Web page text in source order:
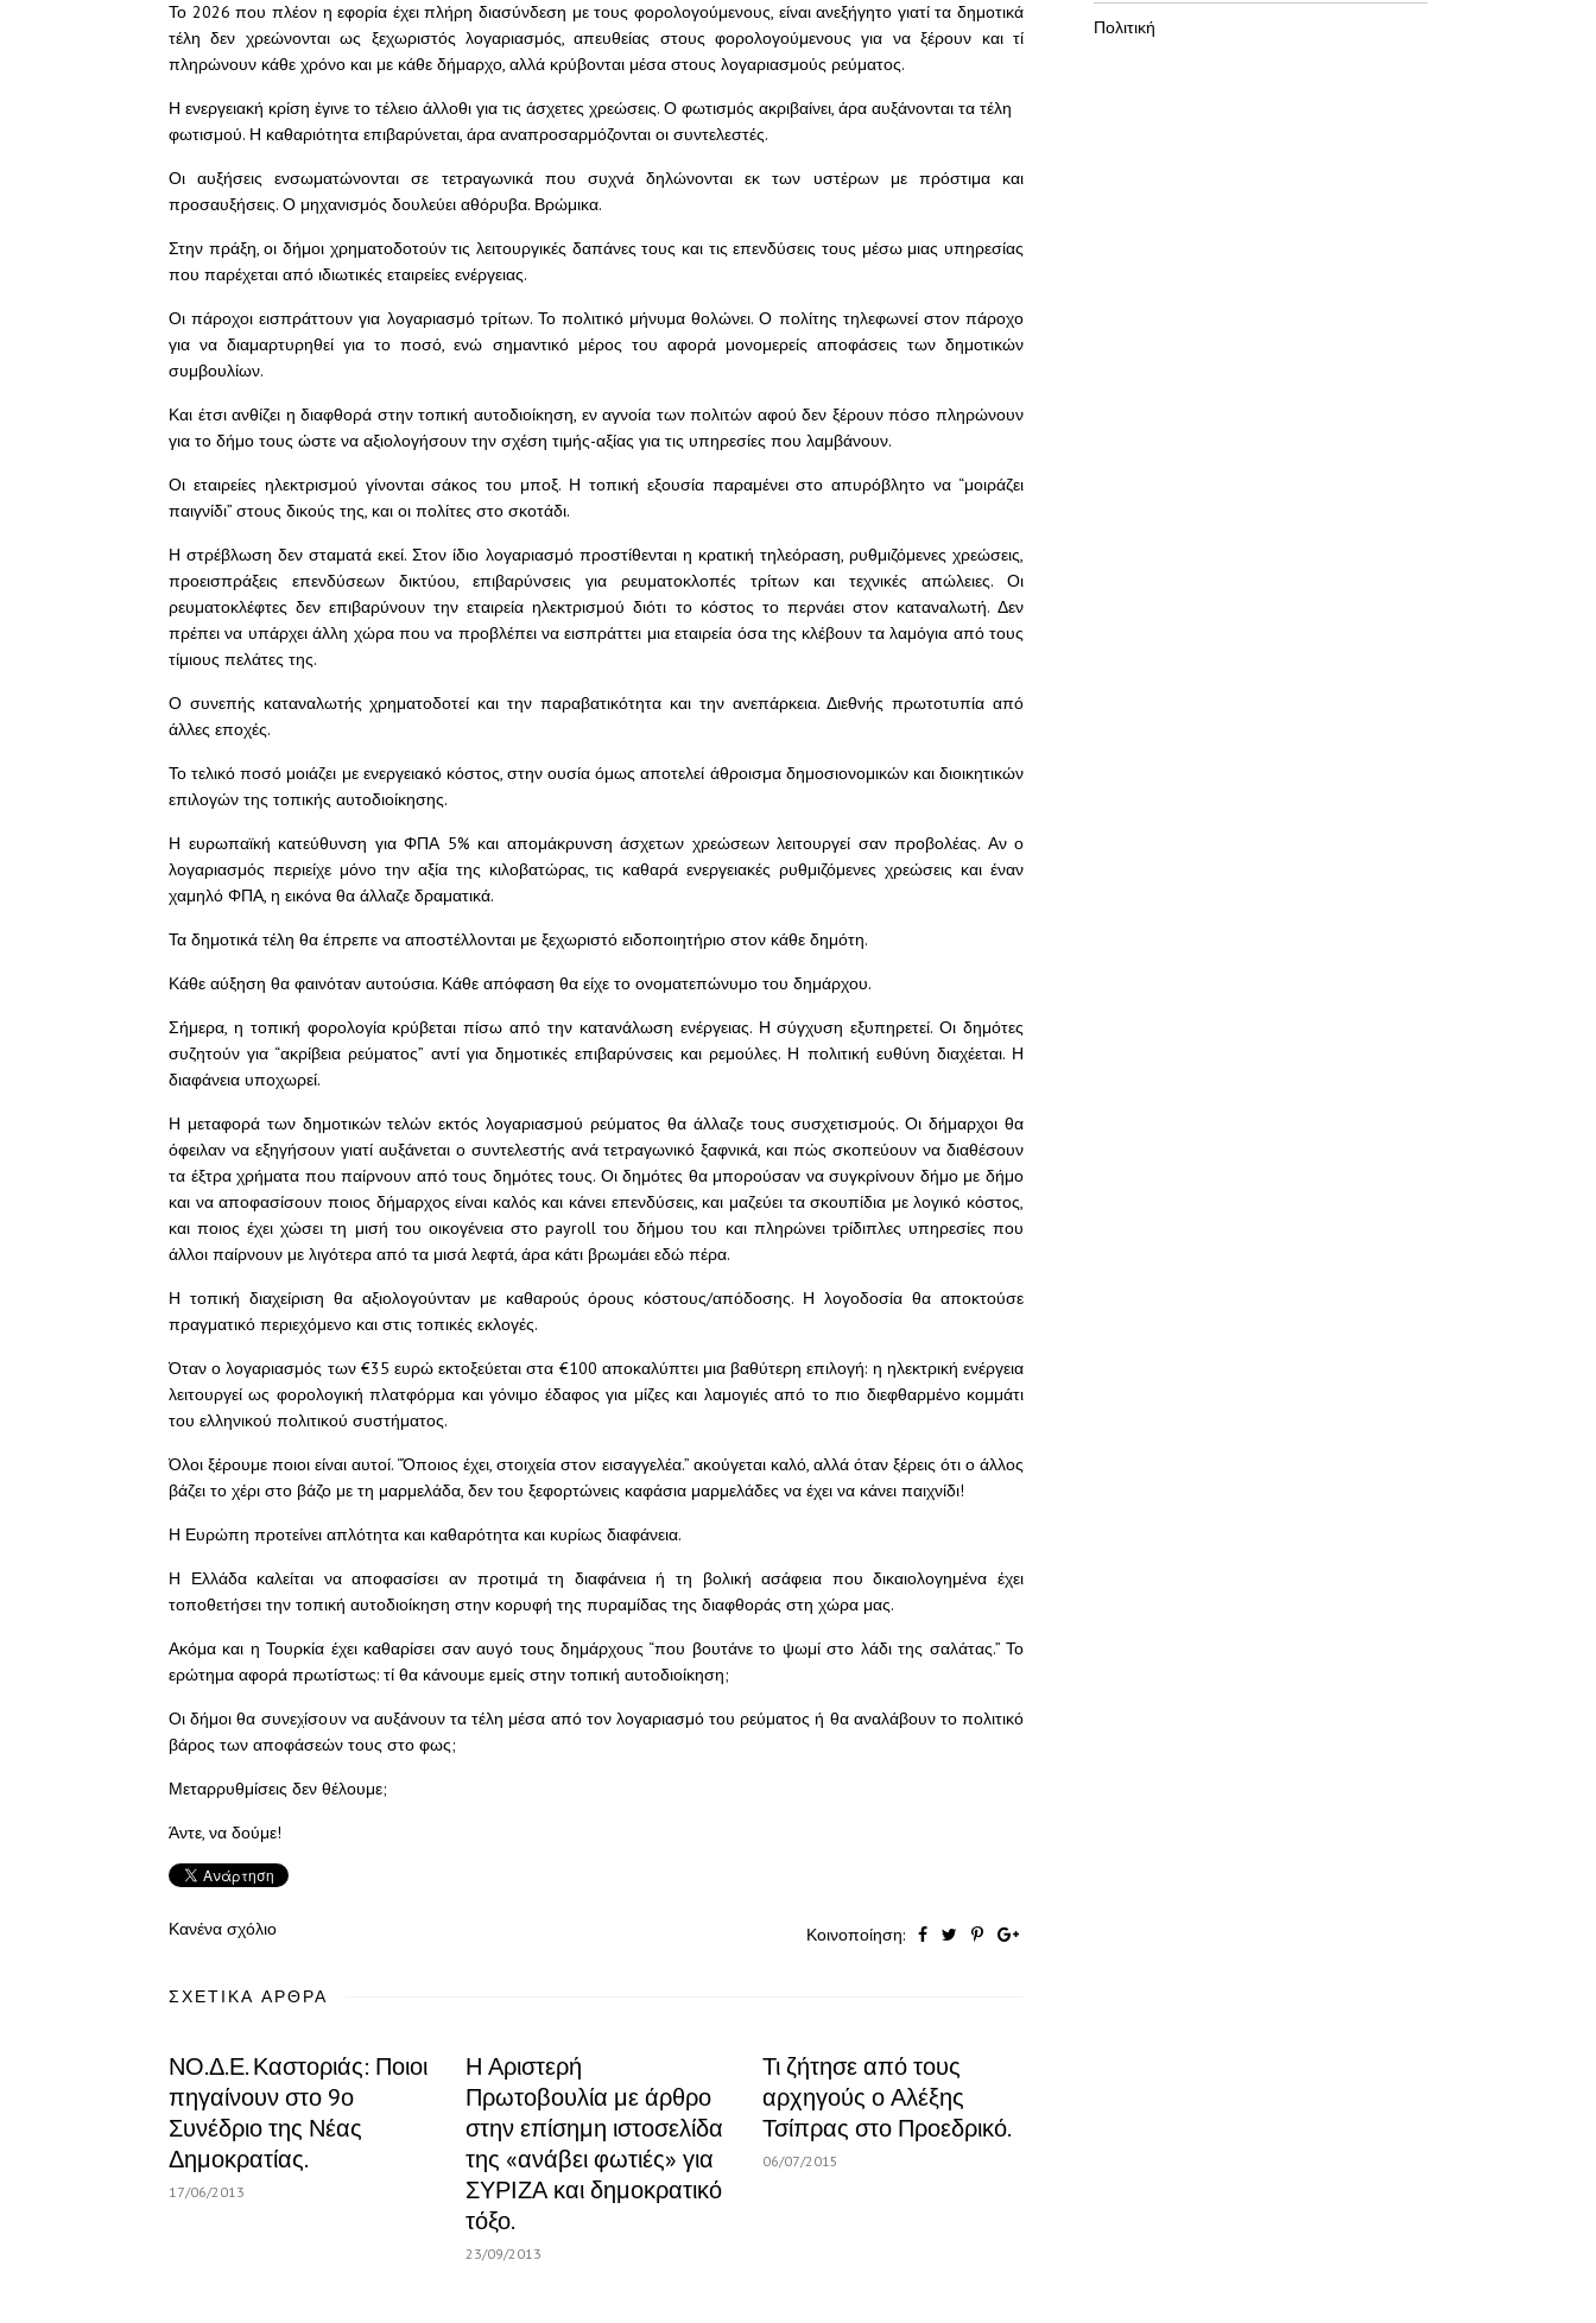
Το 2026 που πλέον η εφορία έχει πλήρη διασύνδεση με τους φορολογούμενους, είναι ανεξήγητο γιατί τα δημοτικά
τέλη δεν χρεώνονται ως ξεχωριστός λογαριασμός, απευθείας στους φορολογούμενους για να ξέρουν και τί
πληρώνουν κάθε χρόνο και με κάθε δήμαρχο, αλλά κρύβονται μέσα στους λογαριασμούς ρεύματος.
Η ενεργειακή κρίση έγινε το τέλειο άλλοθι για τις άσχετες χρεώσεις. Ο φωτισμός ακριβαίνει, άρα αυξάνονται τα τέλη
φωτισμού. Η καθαριότητα επιβαρύνεται, άρα αναπροσαρμόζονται οι συντελεστές.
Οι αυξήσεις ενσωματώνονται σε τετραγωνικά που συχνά δηλώνονται εκ των υστέρων με πρόστιμα και
προσαυξήσεις. Ο μηχανισμός δουλεύει αθόρυβα. Βρώμικα.
Στην πράξη, οι δήμοι χρηματοδοτούν τις λειτουργικές δαπάνες τους και τις επενδύσεις τους μέσω μιας υπηρεσίας
που παρέχεται από ιδιωτικές εταιρείες ενέργειας.
Οι πάροχοι εισπράττουν για λογαριασμό τρίτων. Το πολιτικό μήνυμα θολώνει. Ο πολίτης τηλεφωνεί στον πάροχο
για να διαμαρτυρηθεί για το ποσό, ενώ σημαντικό μέρος του αφορά μονομερείς αποφάσεις των δημοτικών
συμβουλίων.
Και έτσι ανθίζει η διαφθορά στην τοπική αυτοδιοίκηση, εν αγνοία των πολιτών αφού δεν ξέρουν πόσο πληρώνουν
για το δήμο τους ώστε να αξιολογήσουν την σχέση τιμής-αξίας για τις υπηρεσίες που λαμβάνουν.
Οι εταιρείες ηλεκτρισμού γίνονται σάκος του μποξ. Η τοπική εξουσία παραμένει στο απυρόβλητο να “μοιράζει
παιγνίδι” στους δικούς της, και οι πολίτες στο σκοτάδι.
Η στρέβλωση δεν σταματά εκεί. Στον ίδιο λογαριασμό προστίθενται η κρατική τηλεόραση, ρυθμιζόμενες χρεώσεις,
προεισπράξεις επενδύσεων δικτύου, επιβαρύνσεις για ρευματοκλοπές τρίτων και τεχνικές απώλειες. Οι
ρευματοκλέφτες δεν επιβαρύνουν την εταιρεία ηλεκτρισμού διότι το κόστος το περνάει στον καταναλωτή. Δεν
πρέπει να υπάρχει άλλη χώρα που να προβλέπει να εισπράττει μια εταιρεία όσα της κλέβουν τα λαμόγια από τους
τίμιους πελάτες της.
Ο συνεπής καταναλωτής χρηματοδοτεί και την παραβατικότητα και την ανεπάρκεια. Διεθνής πρωτοτυπία από
άλλες εποχές.
Το τελικό ποσό μοιάζει με ενεργειακό κόστος, στην ουσία όμως αποτελεί άθροισμα δημοσιονομικών και διοικητικών
επιλογών της τοπικής αυτοδιοίκησης.
Η ευρωπαϊκή κατεύθυνση για ΦΠΑ 5% και απομάκρυνση άσχετων χρεώσεων λειτουργεί σαν προβολέας. Αν ο
λογαριασμός περιείχε μόνο την αξία της κιλοβατώρας, τις καθαρά ενεργειακές ρυθμιζόμενες χρεώσεις και έναν
χαμηλό ΦΠΑ, η εικόνα θα άλλαζε δραματικά.
Τα δημοτικά τέλη θα έπρεπε να αποστέλλονται με ξεχωριστό ειδοποιητήριο στον κάθε δημότη.
Κάθε αύξηση θα φαινόταν αυτούσια. Κάθε απόφαση θα είχε το ονοματεπώνυμο του δημάρχου.
Σήμερα, η τοπική φορολογία κρύβεται πίσω από την κατανάλωση ενέργειας. Η σύγχυση εξυπηρετεί. Οι δημότες
συζητούν για “ακρίβεια ρεύματος” αντί για δημοτικές επιβαρύνσεις και ρεμούλες. Η πολιτική ευθύνη διαχέεται. Η
διαφάνεια υποχωρεί.
Η μεταφορά των δημοτικών τελών εκτός λογαριασμού ρεύματος θα άλλαζε τους συσχετισμούς. Οι δήμαρχοι θα
όφειλαν να εξηγήσουν γιατί αυξάνεται ο συντελεστής ανά τετραγωνικό ξαφνικά, και πώς σκοπεύουν να διαθέσουν
τα έξτρα χρήματα που παίρνουν από τους δημότες τους. Οι δημότες θα μπορούσαν να συγκρίνουν δήμο με δήμο
και να αποφασίσουν ποιος δήμαρχος είναι καλός και κάνει επενδύσεις, και μαζεύει τα σκουπίδια με λογικό κόστος,
και ποιος έχει χώσει τη μισή του οικογένεια στο payroll του δήμου του και πληρώνει τρίδιπλες υπηρεσίες που
άλλοι παίρνουν με λιγότερα από τα μισά λεφτά, άρα κάτι βρωμάει εδώ πέρα.
Η τοπική διαχείριση θα αξιολογούνταν με καθαρούς όρους κόστους/απόδοσης. Η λογοδοσία θα αποκτούσε
πραγματικό περιεχόμενο και στις τοπικές εκλογές.
Όταν ο λογαριασμός των €35 ευρώ εκτοξεύεται στα €100 αποκαλύπτει μια βαθύτερη επιλογή: η ηλεκτρική ενέργεια
λειτουργεί ως φορολογική πλατφόρμα και γόνιμο έδαφος για μίζες και λαμογιές από το πιο διεφθαρμένο κομμάτι
του ελληνικού πολιτικού συστήματος.
Όλοι ξέρουμε ποιοι είναι αυτοί. “Όποιος έχει, στοιχεία στον εισαγγελέα.” ακούγεται καλό, αλλά όταν ξέρεις ότι ο άλλος
βάζει το χέρι στο βάζο με τη μαρμελάδα, δεν του ξεφορτώνεις καφάσια μαρμελάδες να έχει να κάνει παιχνίδι!
Η Ευρώπη προτείνει απλότητα και καθαρότητα και κυρίως διαφάνεια.
Η Ελλάδα καλείται να αποφασίσει αν προτιμά τη διαφάνεια ή τη βολική ασάφεια που δικαιολογημένα έχει
τοποθετήσει την τοπική αυτοδιοίκηση στην κορυφή της πυραμίδας της διαφθοράς στη χώρα μας.
Ακόμα και η Τουρκία έχει καθαρίσει σαν αυγό τους δημάρχους “που βουτάνε το ψωμί στο λάδι της σαλάτας.” Το
ερώτημα αφορά πρωτίστως: τί θα κάνουμε εμείς στην τοπική αυτοδιοίκηση;
Οι δήμοι θα συνεχίσουν να αυξάνουν τα τέλη μέσα από τον λογαριασμό του ρεύματος ή θα αναλάβουν το πολιτικό
βάρος των αποφάσεών τους στο φως;
Μεταρρυθμίσεις δεν θέλουμε;
Άντε, να δούμε!
Κανένα σχόλιο Κοινοποίηση:
ΣΧΕΤΙΚΆ ΆΡΘΡΑ
ΝΟ.Δ.Ε. Καστοριάς: Ποιοι
πηγαίνουν στο 9ο
Συνέδριο της Νέας
Δημοκρατίας.
17/06/2013
Η Αριστερή
Πρωτοβουλία με άρθρο
στην επίσημη ιστοσελίδα
της «ανάβει φωτιές» για
ΣΥΡΙΖΑ και δημοκρατικό
τόξο.
23/09/2013
Τι ζήτησε από τους
αρχηγούς ο Αλέξης
Τσίπρας στο Προεδρικό.
06/07/2015
Πολιτική